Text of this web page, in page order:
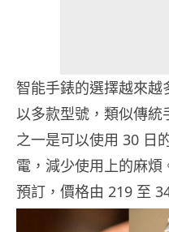
智能手錶的選擇越來
以多款型號，類似傳
之一是可以使用 30 日
電，減少使用上的麻
預訂，價格由 219 至